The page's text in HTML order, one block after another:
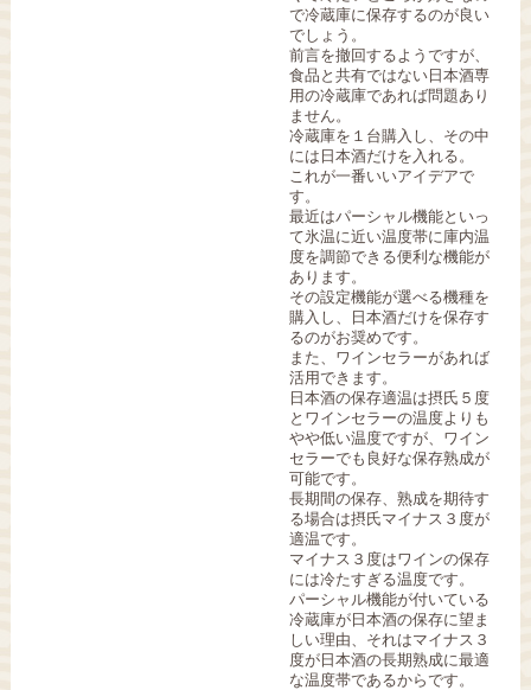
で冷蔵庫に保存するのが良い
でしょう。
前言を撤回するようですが、
食品と共有ではない日本酒専
用の冷蔵庫であれば問題あり
ません。
冷蔵庫を１台購入し、その中
には日本酒だけを入れる。
これが一番いいアイデアで
す。
最近はパーシャル機能といっ
て氷温に近い温度帯に庫内温
度を調節できる便利な機能が
あります。
その設定機能が選べる機種を
購入し、日本酒だけを保存す
るのがお奨めです。
また、ワインセラーがあれば
活用できます。
日本酒の保存適温は摂氏５度
とワインセラーの温度よりも
やや低い温度ですが、ワイン
セラーでも良好な保存熟成が
可能です。
長期間の保存、熟成を期待す
る場合は摂氏マイナス３度が
適温です。
マイナス３度はワインの保存
には冷たすぎる温度です。
パーシャル機能が付いている
冷蔵庫が日本酒の保存に望ま
しい理由、それはマイナス３
度が日本酒の長期熟成に最適
な温度帯であるからです。